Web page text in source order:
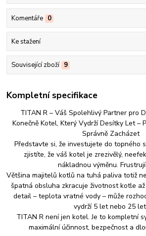
Komentáře 0
Ke stažení
Související zboží 9
Kompletní specifikace
TITAN R – Váš Spolehlivý Partner pro
Konečně Kotel, Který Vydrží Desítky Let –
Správně Zacházet
Představte si, že investujete do topného
zjistíte, že váš kotel je zrezivělý,
nákladnou výměnu.
Většina majitelů kotlů na tuhá paliva totiž
špatná obsluha zkracuje životnost kotle
detail – teplota vratné vody – může
vydrží 5 let nebo 25
TITAN R není jen kotel. Je to kompletní
maximální účinnost, bezpečnost a